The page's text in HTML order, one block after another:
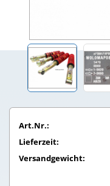
Art.Nr.:
Lieferzeit:
Versandgewicht: